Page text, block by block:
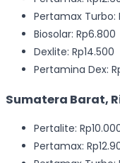
Pertamax Turbo:
Biosolar: Rp6.800
Dexlite: Rp14.500
Pertamina Dex:
Sumatera Barat,
Pertalite:
Pertamax: